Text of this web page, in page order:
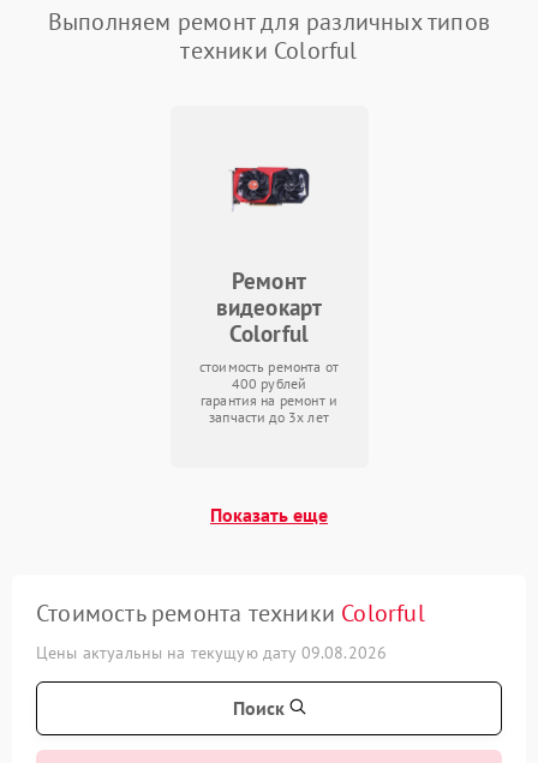
Выполняем ремонт для различных типов
техники Colorful
Ремонт
видеокарт
Colorful
стоимость ремонта от
400 рублей
гарантия на ремонт и
запчасти до 3х лет
Показать еще
Стоимость ремонта техники Colorful
Цены актуальны на текущую дату 09.08.2026
Поиск